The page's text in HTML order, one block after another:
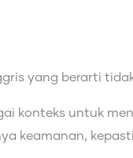
yang berarti
konteks untuk
keamanan,